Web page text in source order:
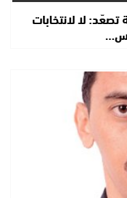
تصعّد: لا لانتخابات